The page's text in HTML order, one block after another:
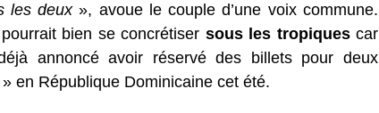
les deux», avoue le couple d’une voix commune.
bien se concrétiser sous les tropiquescar
annoncé avoir réservé des billets pour deux
» en République Dominicaine cet été.